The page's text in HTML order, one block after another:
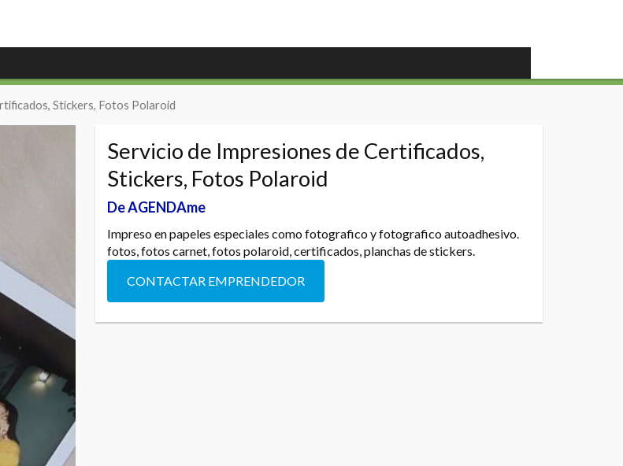
Stickers, Fotos Polaroid
Servicio de Impresiones de Certificados,
Stickers, Fotos Polaroid
De AGENDAme
Impreso en papeles especiales como fotografico y fotografico autoadhesivo.
fotos, fotos carnet, fotos polaroid, certificados, planchas de stickers.
CONTACTAR EMPRENDEDOR